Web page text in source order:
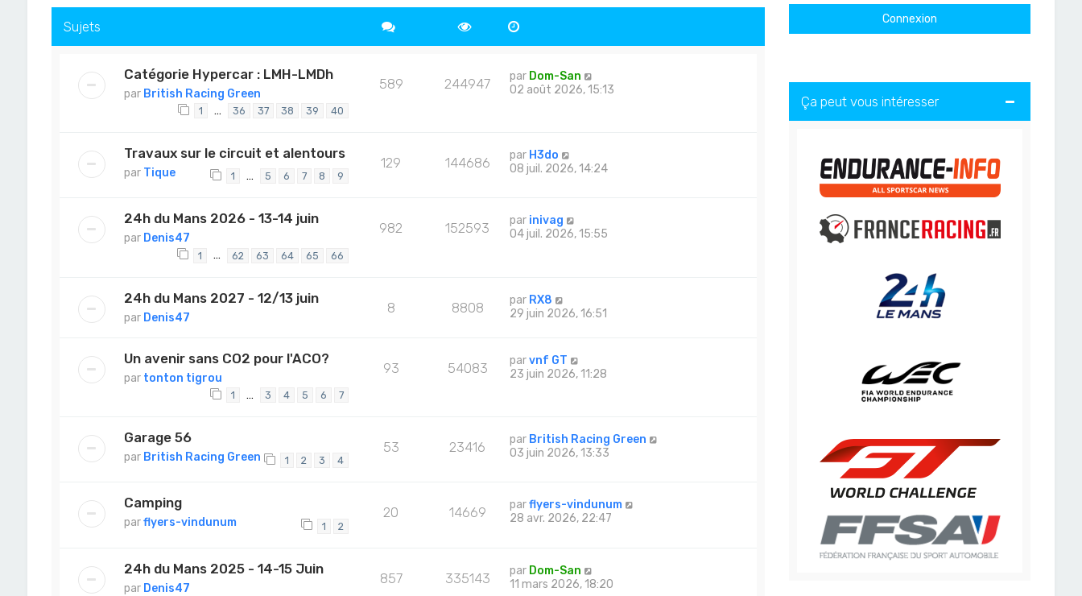
Sujets
Catégorie Hypercar : LMH-LMDh
par British Racing Green
1 … 36 37 38 39 40
589 244947 par Dom-San
02 août 2026, 15:13
Travaux sur le circuit et alentours
par Tique 1 … 5 6 7 8 9
129 144686 par H3do
08 juil. 2026, 14:24
24h du Mans 2026 - 13-14 juin
par Denis47
1 … 62 63 64 65 66
982 152593 par inivag
04 juil. 2026, 15:55
24h du Mans 2027 - 12/13 juin
par Denis47
8 8808 par RX8
29 juin 2026, 16:51
Un avenir sans CO2 pour l'ACO?
par tonton tigrou
1 … 3 4 5 6 7
93 54083 parvnf GT
23 juin 2026, 11:28
Garage 56
par British Racing Green 1 2 3 4
53 23416 par British Racing Green
03 juin 2026, 13:33
Camping
parflyers-vindunum 1 2
20 14669 parflyers-vindunum
28 avr. 2026, 22:47
24h du Mans 2025 - 14-15 Juin
par Denis47
857 335143 par Dom-San
11 mars 2026, 18:20
Ça peut vous intéresser